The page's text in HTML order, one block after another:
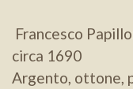
Francesco
circa 1690
Argento, ottone,